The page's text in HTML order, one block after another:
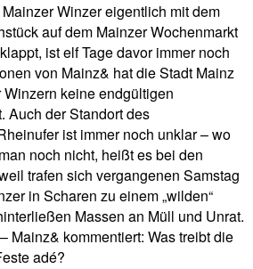
Winzer eigentlich mit dem
auf dem Mainzer Wochenmarkt
ist elf Tage davor immer noch
von Mainz& hat die Stadt Mainz
keine endgültigen
Auch der Standort des
ist immer noch unklar – wo
noch nicht, heißt es bei den
trafen sich vergangenen Samstag
in Scharen zu einem „wilden“
Massen an Müll und Unrat.
Mainz& kommentiert: Was treibt die
adé?